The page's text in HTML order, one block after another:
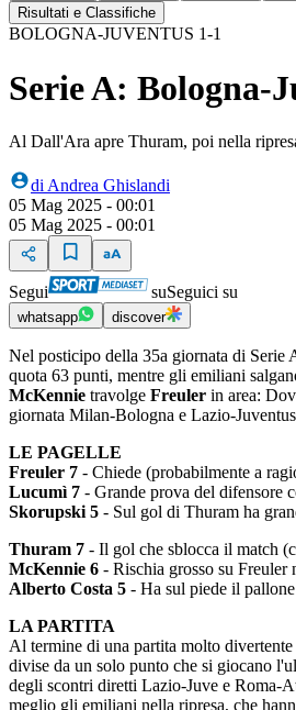
Risultati e Classifiche
BOLOGNA-JUVENTUS 1-1
Serie A: Bologna-
Al Dall'Ara apre Thuram, poi nella
di Andrea Ghislandi
05 Mag 2025 - 00:01
05 Mag 2025 - 00:01
Segui suSeguici su
whatsapp discover
Nel posticipo della 35a giornata di Serie
quota 63 punti, mentre gli emiliani
McKennie travolge Freuler in area:
giornata Milan-Bologna e Lazio-
LE PAGELLE
Freuler 7 - Chiede (probabilmente a
Lucumì 7 - Grande prova del difensore
Skorupski 5 - Sul gol di Thuram ha
Thuram 7 - Il gol che sblocca il match
McKennie 6 - Rischia grosso su
Alberto Costa 5 - Ha sul piede il
LA PARTITA
Al termine di una partita molto
divise da un solo punto che si giocano
degli scontri diretti Lazio-Juve e Roma-
meglio gli emiliani nella ripresa, che